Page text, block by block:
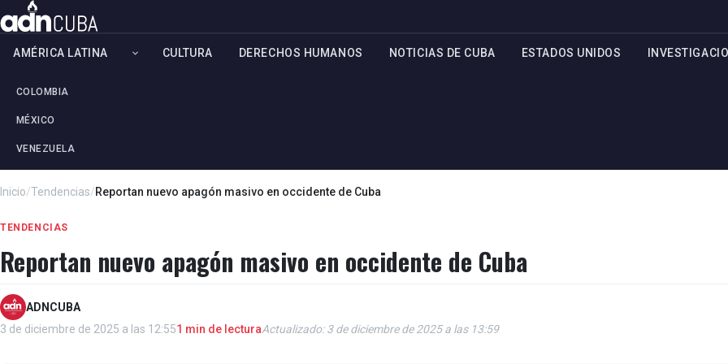
AMÉRICA LATINA
COLOMBIA
MÉXICO
VENEZUELA
CULTURA DERECHOS HUMANOS NOTICIAS DE CUBA ESTADOS UNIDOS
Inicio/Tendencias/Reportan nuevo apagón masivo en occidente de Cuba
TENDENCIAS
Reportan nuevo apagón masivo en occidente de Cuba
ADNCUBA
3 de diciembre de 2025 a las 12:551 min de lecturaActualizado: 3 de diciembre de 2025 a las 13:59